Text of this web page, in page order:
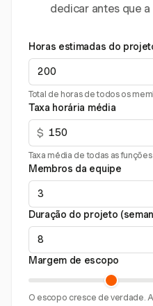
dedicar antes que
Horas estimadas do
Total de horas de todos os
Taxa horária média
$
Taxa média de todas as
Membros da equipe
Duração do projeto
Margem de escopo
O escopo cresce de verdade.